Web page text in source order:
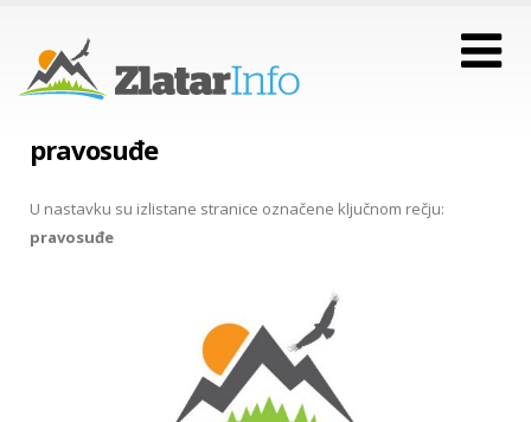
pravosuđe
U nastavku su izlistane stranice označene ključnom rečju:
pravosuđe